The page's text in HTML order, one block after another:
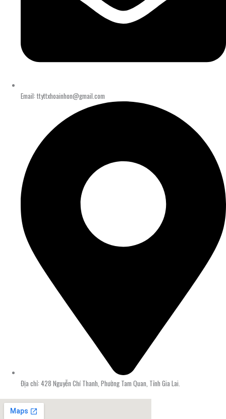
Email: ttyttxhoainhon@gmail.com
Địa chỉ: 428 Nguyễn Chí Thanh, Phường Tam Quan, Tỉnh Gia Lai.